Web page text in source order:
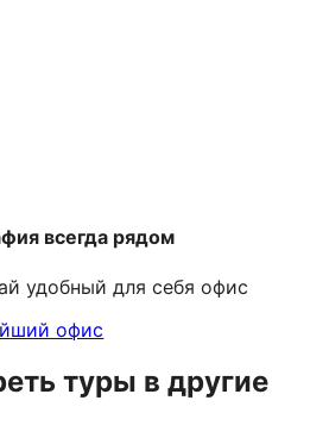
всегда рядом
удобный для себя офис
офис
туры в другие